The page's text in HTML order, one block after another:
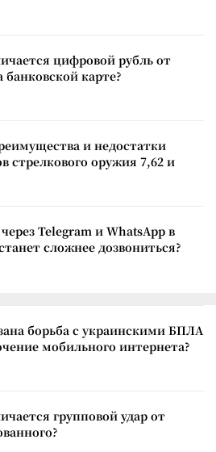
цифровой рубль от
банковской карте?
и недостатки
стрелкового оружия 7,62 и
Telegram и WhatsApp в
сложнее дозвониться?
борьба с украинскими БПЛА
мобильного интернета?
групповой удар от